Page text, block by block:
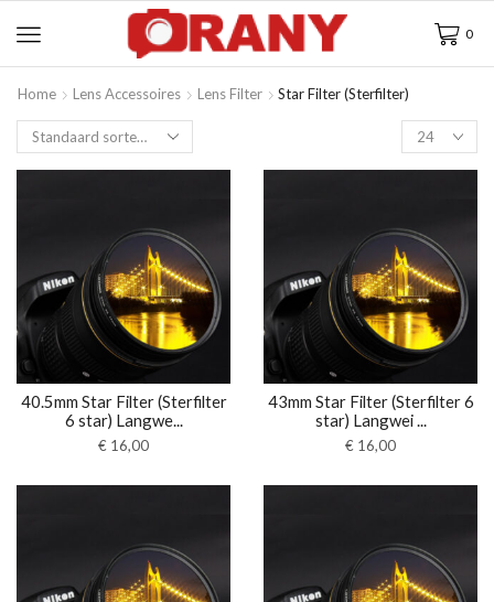
0
Home Lens Accessoires Lens Filter Star Filter (Sterfilter)
40.5mm Star Filter (Sterfilter
6 star) Langwe...
€ 16,00
43mm Star Filter (Sterfilter 6
star) Langwei ...
€ 16,00